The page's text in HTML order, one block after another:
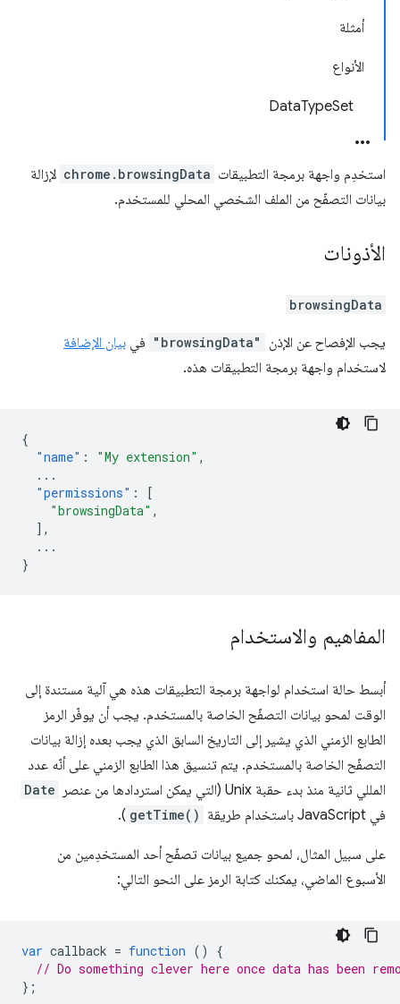
أمثلة
الأنواع
DataTypeSet
استخدِم واجهة برمجة التطبيقات chrome.browsingData لإزالة
بيانات التصفّح من الملف الشخصي المحلي للمستخدم.
الأذونات
browsingData
يجب الإفصاح عن الإذن "browsingData" في بيان الإضافة
لاستخدام واجهة برمجة التطبيقات هذه.
{
"name" : "My extension" ,
...
"permissions" :
[
"browsingData" ,
],
...
}
المفاهيم والاستخدام
أبسط حالة استخدام لواجهة برمجة التطبيقات هذه هي آلية مستندة إلى
الوقت لمحو بيانات التصفّح الخاصة بالمستخدم. يجب أن يوفّر الرمز
الطابع الزمني الذي يشير إلى التاريخ السابق الذي يجب بعده إزالة بيانات
التصفّح الخاصة بالمستخدم. يتم تنسيق هذا الطابع الزمني على أنّه عدد
المللي ثانية منذ بدء حقبة Unix (التي يمكن استردادها من عنصر
Date
في JavaScript باستخدام طريقة getTime()
).
على سبيل المثال، لمحو جميع بيانات تصفّح أحد المستخدِمين من
الأسبوع الماضي، يمكنك كتابة الرمز على النحو التالي:
var callback = function ()
{
// Do something clever here once data has been
};